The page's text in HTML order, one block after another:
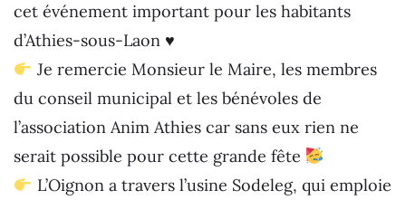
cet événement important pour les habitants
d’Athies-sous-Laon ♥️
Je remercie Monsieur le Maire, les membres
du conseil municipal et les bénévoles de
l’association Anim Athies car sans eux rien ne
serait possible pour cette grande fête
L’Oignon a travers l’usine Sodeleg, qui emploie